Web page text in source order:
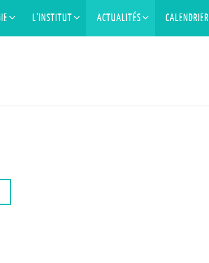
L’INSTITUT ACTUALITÉS CALENDRIER